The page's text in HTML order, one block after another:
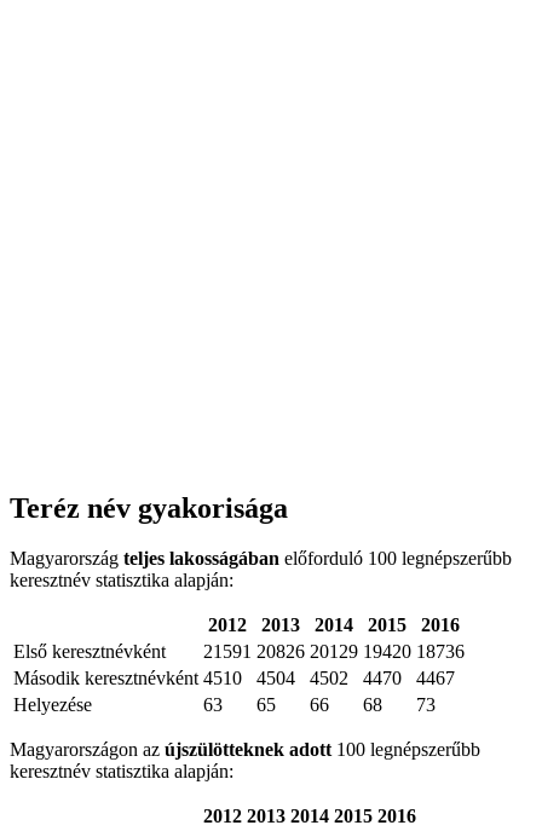
Teréz név gyakorisága
Magyarország teljes lakosságában előforduló 100 legnépszerűbb
keresztnév statisztika alapján:
2012 2013 2014 2015
2016
Első keresztnévként
21591 20826 20129 19420 18736
Második keresztnévként 4510 4504 4502 4470
4467
Helyezése
63 65 66 68 73
Magyarországon az újszülötteknek adott100 legnépszerűbb
keresztnév statisztika alapján:
2012 2013 2014 2015 2016